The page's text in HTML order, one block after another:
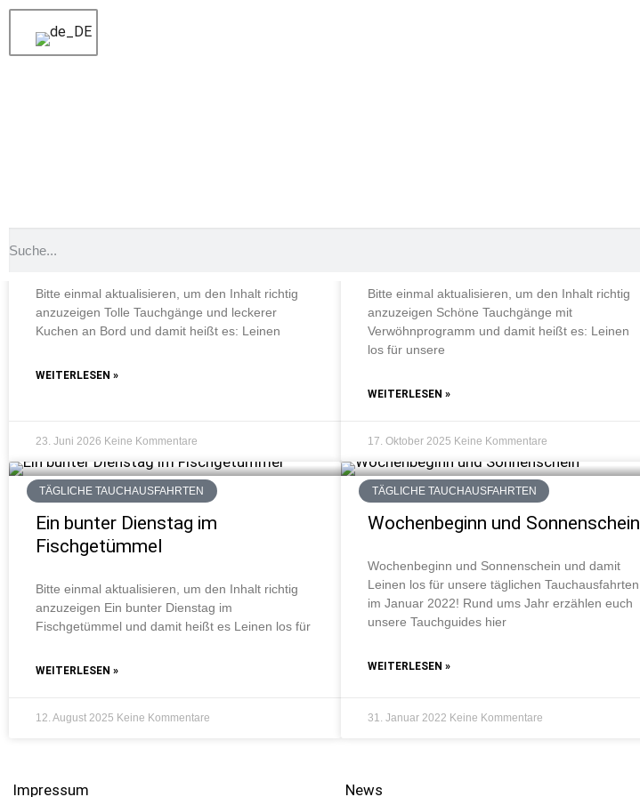
Schlagwort: Kuchen
Tolle Tauchgänge und leckerer
Kuchen an Bord
Bitte einmal aktualisieren, um den Inhalt richtig
anzuzeigen Tolle Tauchgänge und leckerer
Kuchen an Bord und damit heißt es: Leinen
WEITERLESEN »
23. Juni 2026 Keine Kommentare
Schöne Tauchgänge mit
Bitte einmal aktualisieren, um den Inhalt richtig
anzuzeigen Schöne Tauchgänge mit
Verwöhnprogramm und damit heißt es: Leinen
los für unsere
WEITERLESEN »
17. Oktober 2025 Keine Kommentare
TÄGLICHE TAUCHAUSFAHRTEN
Ein bunter Dienstag im
Fischgetümmel
Bitte einmal aktualisieren, um den Inhalt richtig
anzuzeigen Ein bunter Dienstag im
Fischgetümmel und damit heißt es Leinen los für
WEITERLESEN »
12. August 2025 Keine Kommentare
TÄGLICHE TAUCHAUSFAHRTEN
Wochenbeginn und Sonnenschein
Wochenbeginn und Sonnenschein und damit
Leinen los für unsere täglichen Tauchausfahrten
im Januar 2022! Rund ums Jahr erzählen euch
unsere Tauchguides hier
WEITERLESEN »
31. Januar 2022 Keine Kommentare
Impressum News